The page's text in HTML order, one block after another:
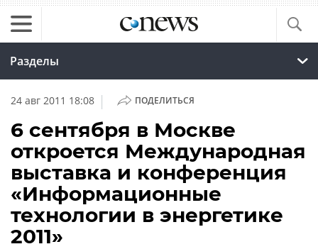
Разделы
24 авг 2011 18:08 | ПОДЕЛИТЬСЯ
6 сентября в Москве
откроется Международная
выставка и конференция
«Информационные
технологии в энергетике
2011»